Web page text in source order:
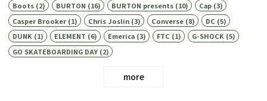
Boots(2) BURTON (16) BURTON presents(10) Cap(3)
Casper Brooker(1) Chris Joslin(3) Converse(8) DC (5)
DUNK(1) ELEMENT (6) Emerica(3) FTC (1) G-SHOCK(5)
GO SKATEBOARDING DAY(2)
more